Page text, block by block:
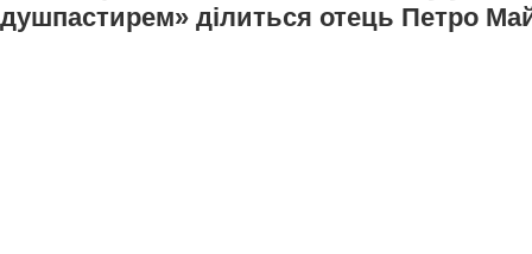
душпастирем» ділиться отець Петро